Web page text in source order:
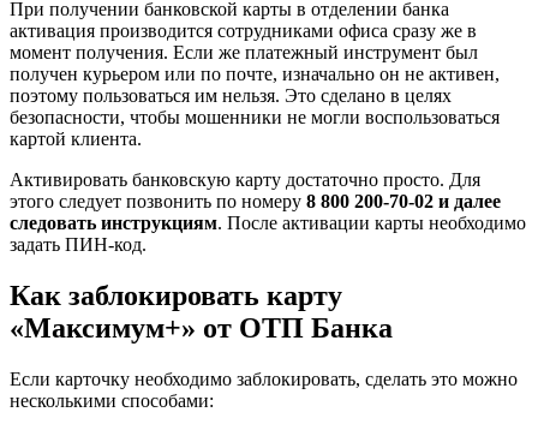
При получении банковской карты в отделении банка
активация производится сотрудниками офиса сразу же в
момент получения. Если же платежный инструмент был
получен курьером или по почте, изначально он не активен,
поэтому пользоваться им нельзя. Это сделано в целях
безопасности, чтобы мошенники не могли воспользоваться
картой клиента.
Активировать банковскую карту достаточно просто. Для
этого следует позвонить по номеру 8 800 200-70-02 и далее
следовать инструкциям. После активации карты необходимо
задать ПИН-код.
Как заблокировать карту
«Максимум+» от ОТП Банка
Если карточку необходимо заблокировать, сделать это можно
несколькими способами: